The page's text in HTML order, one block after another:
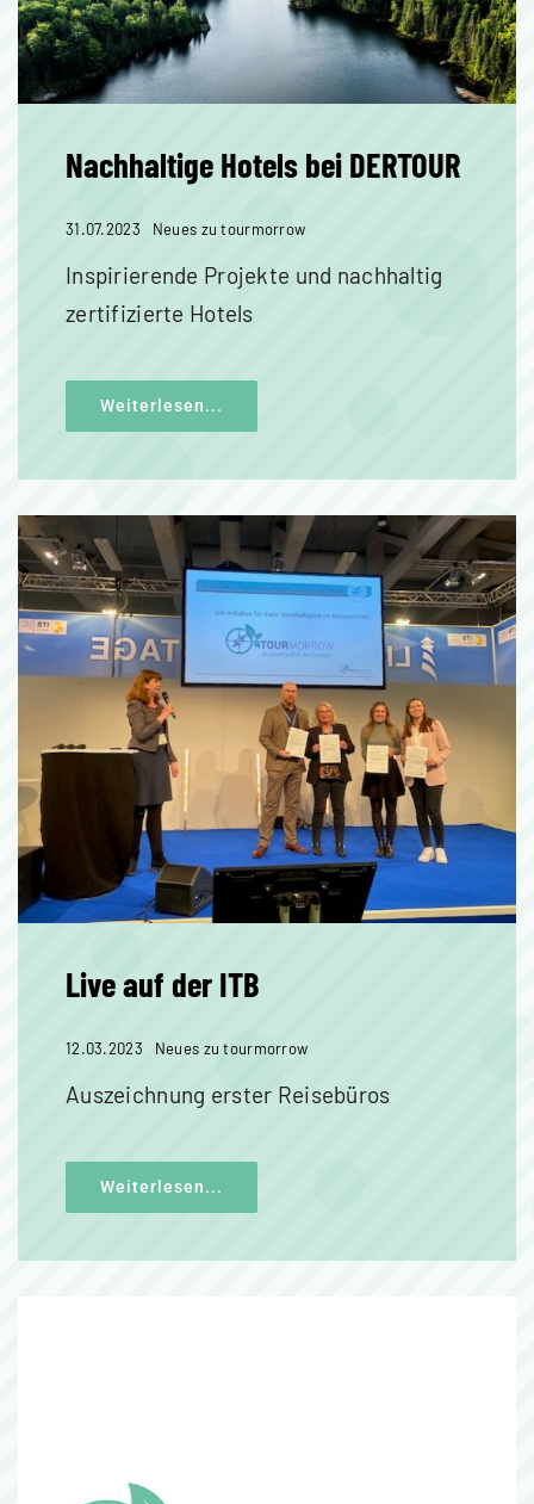
Nachhaltige Hotels bei DERTOUR
31.07.2023 Neues zu tourmorrow
Inspirierende Projekte und nachhaltig
zertifizierte Hotels
Weiterlesen...
Live auf der ITB
12.03.2023 Neues zu tourmorrow
Auszeichnung erster Reisebüros
Weiterlesen...